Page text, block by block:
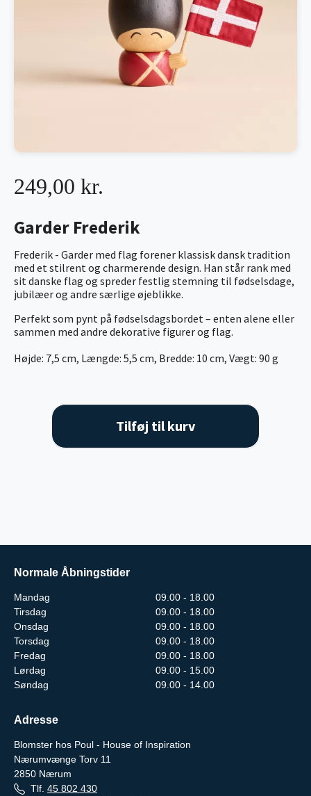
Garder Frederik
Frederik - Garder med flag forener klassisk dansk tradition
med et stilrent og charmerende design. Han står rank med
sit danske flag og spreder festlig stemning til fødselsdage,
jubilæer og andre særlige øjeblikke.
Perfekt som pynt på fødselsdagsbordet – enten alene eller
sammen med andre dekorative figurer og flag.
Højde: 7,5 cm, Længde: 5,5 cm, Bredde: 10 cm, Vægt: 90 g
249,00 kr.
Tilføj til kurv
Normale Åbningstider
Mandag
09.00 - 18.00
Tirsdag
09.00 - 18.00
Onsdag
09.00 - 18.00
Torsdag
09.00 - 18.00
Fredag
09.00 - 18.00
Lørdag
09.00 - 15.00
Søndag
09.00 - 14.00
Adresse
Blomster hos Poul - House of Inspiration
Nærumvænge Torv 11
2850 Nærum
Tlf. 45 802 430